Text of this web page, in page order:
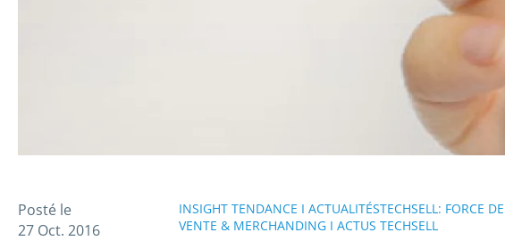
Posté le
27 Oct. 2016
INSIGHT TENDANCE I ACTUALITÉSTECHSELL: FORCE
VENTE & MERCHANDING I ACTUS TECHSELL